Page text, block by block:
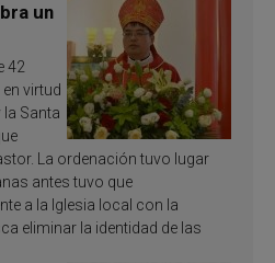
un
42
virtud
la Santa
La ordenación tuvo lugar
antes tuvo que
a la Iglesia local con la
eliminar la identidad de las